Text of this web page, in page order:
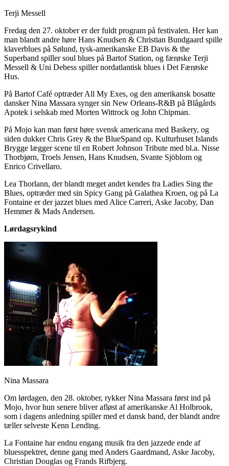
Terji Messell
Fredag den 27. oktober er der fuldt program på festivalen. Her kan
man blandt andre høre Hans Knudsen & Christian Bundgaard spille
klaverblues på Sølund, tysk-amerikanske EB Davis & the
Superband spiller soul blues på Bartof Station, og færøske Terji
Messell & Uni Debess spiller nordatlantisk blues i Det Færøske
Hus.
På Bartof Café optræder All My Exes, og den amerikansk bosatte
dansker Nina Massara synger sin New Orleans-R&B på Blågårds
Apotek i selskab med Morten Wittrock og John Chipman.
På Mojo kan man først høre svensk americana med Baskery, og
siden dukker Chris Grey & the BlueSpand op. Kulturhuset Islands
Brygge lægger scene til en Robert Johnson Tribute med bl.a. Nisse
Thorbjørn, Troels Jensen, Hans Knudsen, Svante Sjöblom og
Enrico Crivellaro.
Lea Thorlann, der blandt meget andet kendes fra Ladies Sing the
Blues, optræder med sin Spicy Gang på Galathea Kroen, og på La
Fontaine er der jazzet blues med Alice Carreri, Aske Jacoby, Dan
Hemmer & Mads Andersen.
Lørdagsrykind
Nina Massara
Om lørdagen, den 28. oktober, rykker Nina Massara først ind på
Mojo, hvor hun senere bliver afløst af amerikanske Al Holbrook,
som i dagens anledning spiller med et dansk band, der blandt andre
tæller selveste Kenn Lending.
La Fontaine har endnu engang musik fra den jazzede ende af
bluesspektret, denne gang med Anders Gaardmand, Aske Jacoby,
Christian Douglas og Frands Rifbjerg.